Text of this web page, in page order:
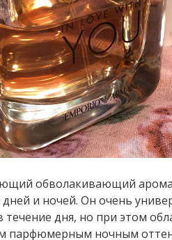
обволакивающий
и ночей. Он очень
течение дня, но при этом
парфюмерным ночным